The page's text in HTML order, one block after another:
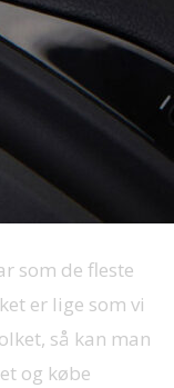
som de fleste
er lige som vi
så kan man
og købe